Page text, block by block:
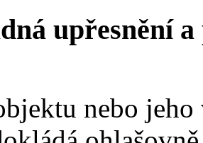
upřesnění
nebo jeho